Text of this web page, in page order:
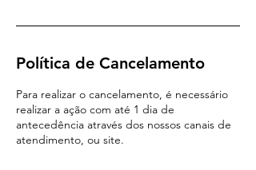
Política de Cancelamento
Para realizar o cancelamento, é necessário
realizar a ação com até 1 dia de
antecedência através dos nossos canais de
atendimento, ou site.